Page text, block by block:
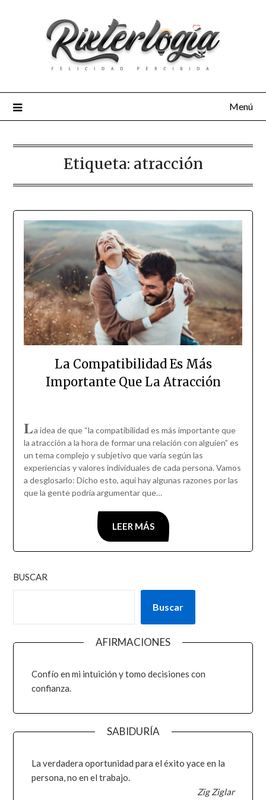
Menú
Etiqueta: atracción
La Compatibilidad Es Más
Importante Que La Atracción
La idea de que “la compatibilidad es más importante que
la atracción a la hora de formar una relación con alguien” es
un tema complejo y subjetivo que varía según las
experiencias y valores individuales de cada persona. Vamos
a desglosarlo: Dicho esto, aquí hay algunas razones por las
que la gente podría argumentar que…
LEER MÁS
BUSCAR
Buscar
AFIRMACIONES
Confío en mi intuición y tomo decisiones con
confianza.
SABIDURÍA
La verdadera oportunidad para el éxito yace en la
persona, no en el trabajo.
Zig Ziglar